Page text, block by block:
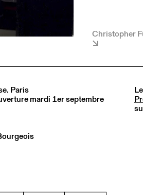
Christopher
Paris
mardi 1er septembre